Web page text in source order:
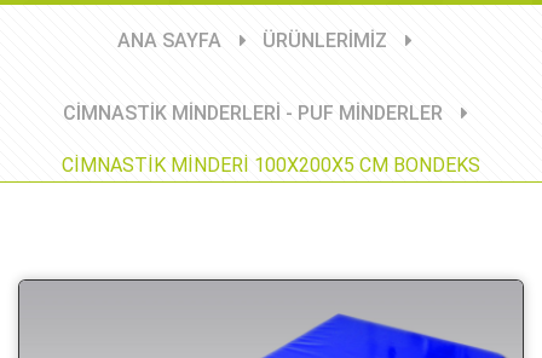
ANA SAYFA ÜRÜNLERİMİZ
CİMNASTİK MİNDERLERİ - PUF MİNDERLER
CİMNASTİK MİNDERİ 100X200X5 CM BONDEKS